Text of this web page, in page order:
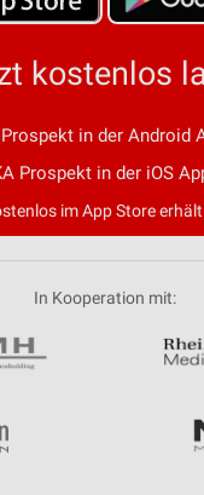
kostenlos
Prospekt in der Android
Prospekt in der iOS
im App Store
In Kooperation mit: